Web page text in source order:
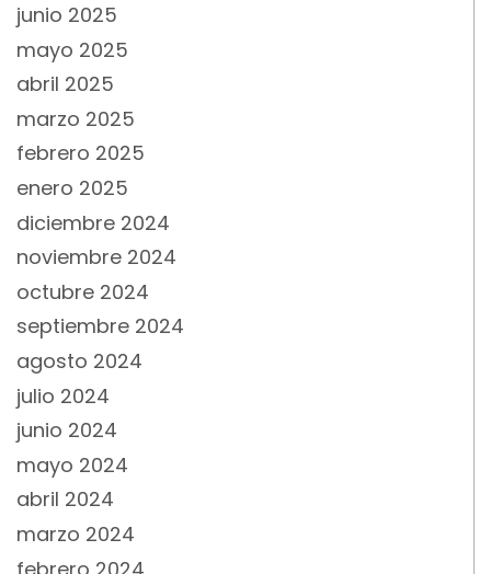
junio 2025
mayo 2025
abril 2025
marzo 2025
febrero 2025
enero 2025
diciembre 2024
noviembre 2024
octubre 2024
septiembre 2024
agosto 2024
julio 2024
junio 2024
mayo 2024
abril 2024
marzo 2024
febrero 2024